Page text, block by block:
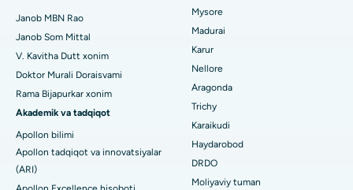
Psixologni toping
Umumiy jarrohni toping
Aragonda, Andhra Pradeshdagi eng yaxshi shifoxona
Bannerghatta yo'lidagi eng yaxshi kasalxona, Bangalor
Bhubaneswardagi 15-bo'limdagi eng yaxshi kasalxona
Bilaspurdagi Seepat yo'lidagi eng yaxshi kasalxona
Ahmedabaddagi Ellisbridge shahridagi eng yaxshi shifoxona
Nyu-Dehlidagi eng yaxshi shifoxona
Bachadon arteriyasi embolizatsiyasi
Ko'krak bezi saratoni operatsiyasi
Brakiterapiya
Polipektomiya
Janob MBN Rao
Janob Som Mittal
V. Kavitha Dutt xonim
Doktor Murali Doraisvami
Rama Bijapurkar xonim
Akademik va tadqiqot
Apollon bilimi
Apollon tadqiqot va innovatsiyalar
(ARI)
Mysore
Madurai
Karur
Nellore
Aragonda
Trichy
Karaikudi
Haydarobod
DRDO
Moliyaviy tuman